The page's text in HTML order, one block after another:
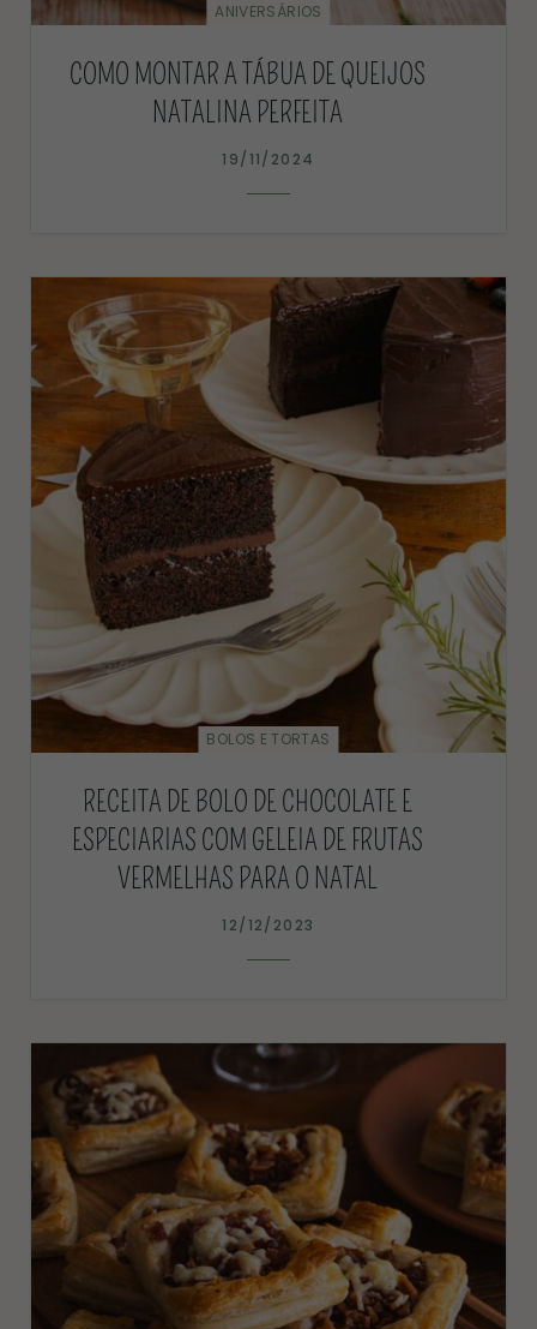
ANIVERSÁRIOS
COMO MONTAR A TÁBUA DE QUEIJOS
NATALINA PERFEITA
19/11/2024
BOLOS E TORTAS
RECEITA DE BOLO DE CHOCOLATE E
ESPECIARIAS COM GELEIA DE FRUTAS
VERMELHAS PARA O NATAL
12/12/2023